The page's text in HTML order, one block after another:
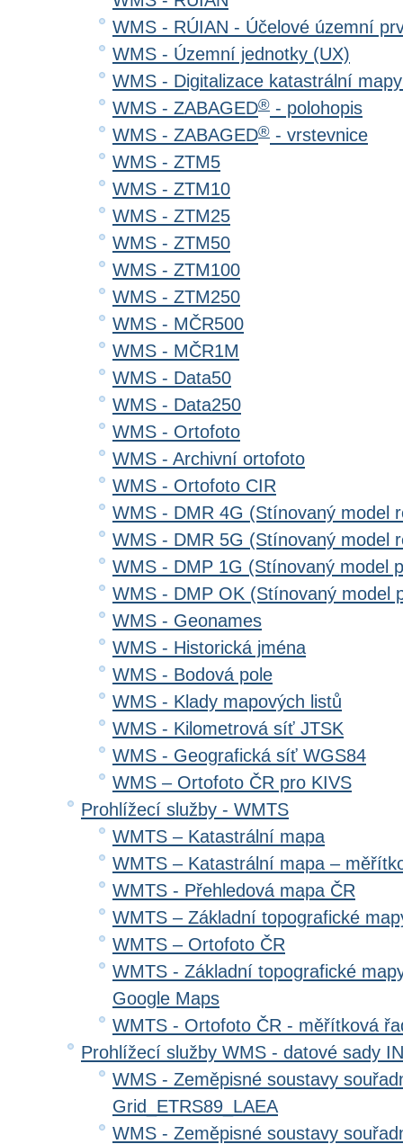
WMS - RÚIAN - Účelové územní
WMS - Územní jednotky (UX)
WMS - Digitalizace katastrální
WMS - ZABAGED® - polohopis
WMS - ZABAGED® - vrstevnice
WMS - ZTM5
WMS - ZTM10
WMS - ZTM25
WMS - ZTM50
WMS - ZTM100
WMS - ZTM250
WMS - MČR500
WMS - MČR1M
WMS - Data50
WMS - Data250
WMS - Ortofoto
WMS - Archivní ortofoto
WMS - Ortofoto CIR
WMS - DMR 4G (Stínovaný model
WMS - DMR 5G (Stínovaný model
WMS - DMP 1G (Stínovaný model
WMS - DMP OK (Stínovaný model
WMS - Geonames
WMS - Historická jména
WMS - Bodová pole
WMS - Klady mapových listů
WMS - Kilometrová síť JTSK
WMS - Geografická síť WGS84
WMS – Ortofoto ČR pro KIVS
Prohlížecí služby - WMTS
WMTS – Katastrální mapa
WMTS – Katastrální mapa –
WMTS - Přehledová mapa ČR
WMTS – Základní topografické
WMTS – Ortofoto ČR
WMTS - Základní topografické
Google Maps
WMTS - Ortofoto ČR - měřítková
Prohlížecí služby WMS - datové sady
WMS - Zeměpisné soustavy
Grid_ETRS89_LAEA
WMS - Zeměpisné soustavy